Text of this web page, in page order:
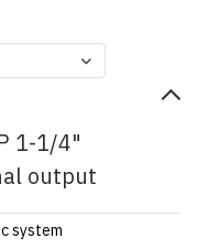
1-1/4"
output
system